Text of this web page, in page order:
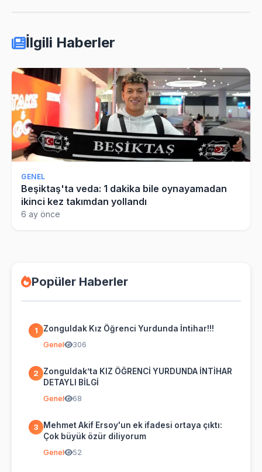
İlgili Haberler
GENEL
Beşiktaş'ta veda: 1 dakika bile oynayamadan
ikinci kez takımdan yollandı
6 ay önce
Popüler Haberler
1 Zonguldak Kız Öğrenci Yurdunda İntihar!!!
Genel 306
2
Zonguldak’ta KIZ ÖĞRENCİ YURDUNDA İNTİHAR
DETAYLI BİLGİ
Genel 68
3
Mehmet Akif Ersoy'un ek ifadesi ortaya çıktı:
Çok büyük özür diliyorum
Genel 52